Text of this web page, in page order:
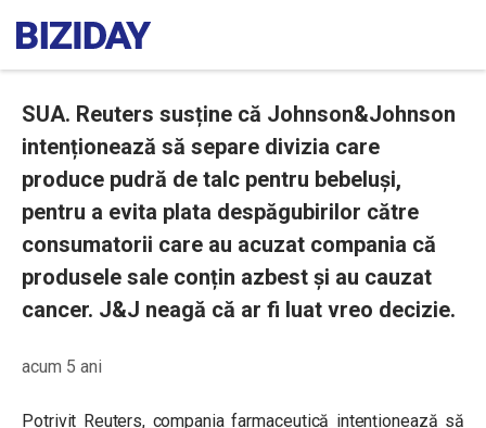
SUA. Reuters susține că Johnson&Johnson
intenționează să separe divizia care
produce pudră de talc pentru bebeluși,
pentru a evita plata despăgubirilor către
consumatorii care au acuzat compania că
produsele sale conțin azbest și au cauzat
cancer. J&J neagă că ar fi luat vreo decizie.
acum 5 ani
Potrivit Reuters, compania farmaceutică intenționează să